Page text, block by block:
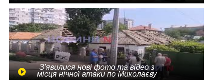
З'явилися нові фото та відео з
місця нічної атаки по Миколаєву